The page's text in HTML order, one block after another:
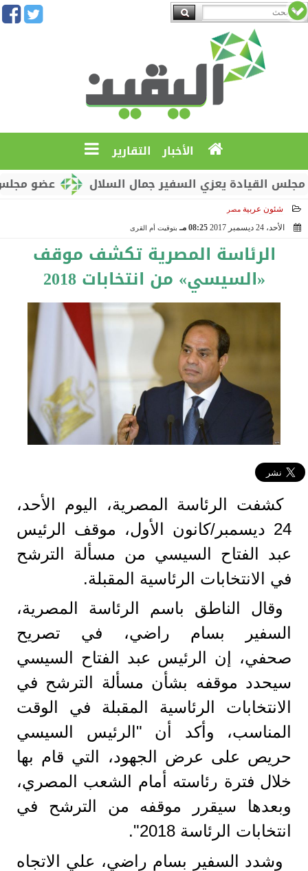
الأخبار التقارير
عضو مجلس
يعزي السفير جمال السلال
شئون عربية مصر
الأحد، 24 ديسمبر 2017 08:25 مـ بتوقيت أم القرى
الرئاسة المصرية تكشف موقف
«السيسي» من انتخابات 2018
كشفت الرئاسة المصرية، اليوم الأحد،
24 ديسمبر/كانون الأول، موقف الرئيس
عبد الفتاح السيسي من مسألة الترشح
في الانتخابات الرئاسية المقبلة.
وقال الناطق باسم الرئاسة المصرية،
السفير بسام راضي، في تصريح
صحفي، إن الرئيس عبد الفتاح السيسي
سيحدد موقفه بشأن مسألة الترشح في
الانتخابات الرئاسية المقبلة في الوقت
المناسب، وأكد أن "الرئيس السيسي
حريص على عرض الجهود، التي قام بها
خلال فترة رئاسته أمام الشعب المصري،
وبعدها سيقرر موقفه من الترشح في
انتخابات الرئاسة 2018".
وشدد السفير بسام راضي، علي الاتجاه